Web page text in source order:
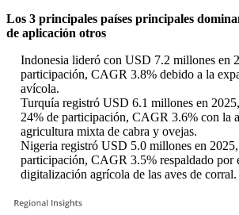
Los 3 principales países principales
de aplicación otros
Indonesia lideró con USD 7.2 millones en
participación, CAGR 3.8% debido a la
avícola.
Turquía registró USD 6.1 millones en
24% de participación, CAGR 3.6% con la
agricultura mixta de cabra y ovejas.
Nigeria registró USD 5.0 ​​millones en
participación, CAGR 3.5% respaldado por
digitalización agrícola de las aves de corral.